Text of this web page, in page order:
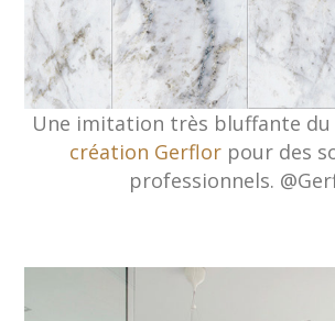
Une imitation très bluffante du
création Gerflor pour des
professionnels.